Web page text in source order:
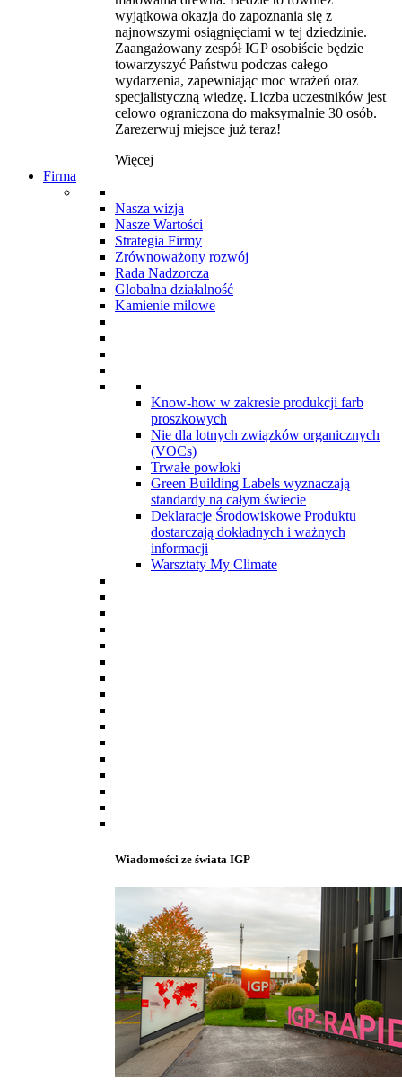
wyjątkowa okazja do zapoznania się z
najnowszymi osiągnięciami w tej dziedzinie.
Zaangażowany zespół IGP osobiście będzie
towarzyszyć Państwu podczas całego
wydarzenia, zapewniając moc wrażeń oraz
specjalistyczną wiedzę. Liczba uczestników jest
celowo ograniczona do maksymalnie 30 osób.
Zarezerwuj miejsce już teraz!
Więcej
Firma
Nasza wizja
Nasze Wartości
Strategia Firmy
Zrównoważony rozwój
Rada Nadzorcza
Globalna działalność
Kamienie milowe
Know-how w zakresie produkcji farb
proszkowych
Nie dla lotnych związków organicznych
(VOCs)
Trwałe powłoki
Green Building Labels wyznaczają
standardy na całym świecie
Deklaracje Środowiskowe Produktu
dostarczają dokładnych i ważnych
informacji
Warsztaty My Climate
Wiadomości ze świata IGP